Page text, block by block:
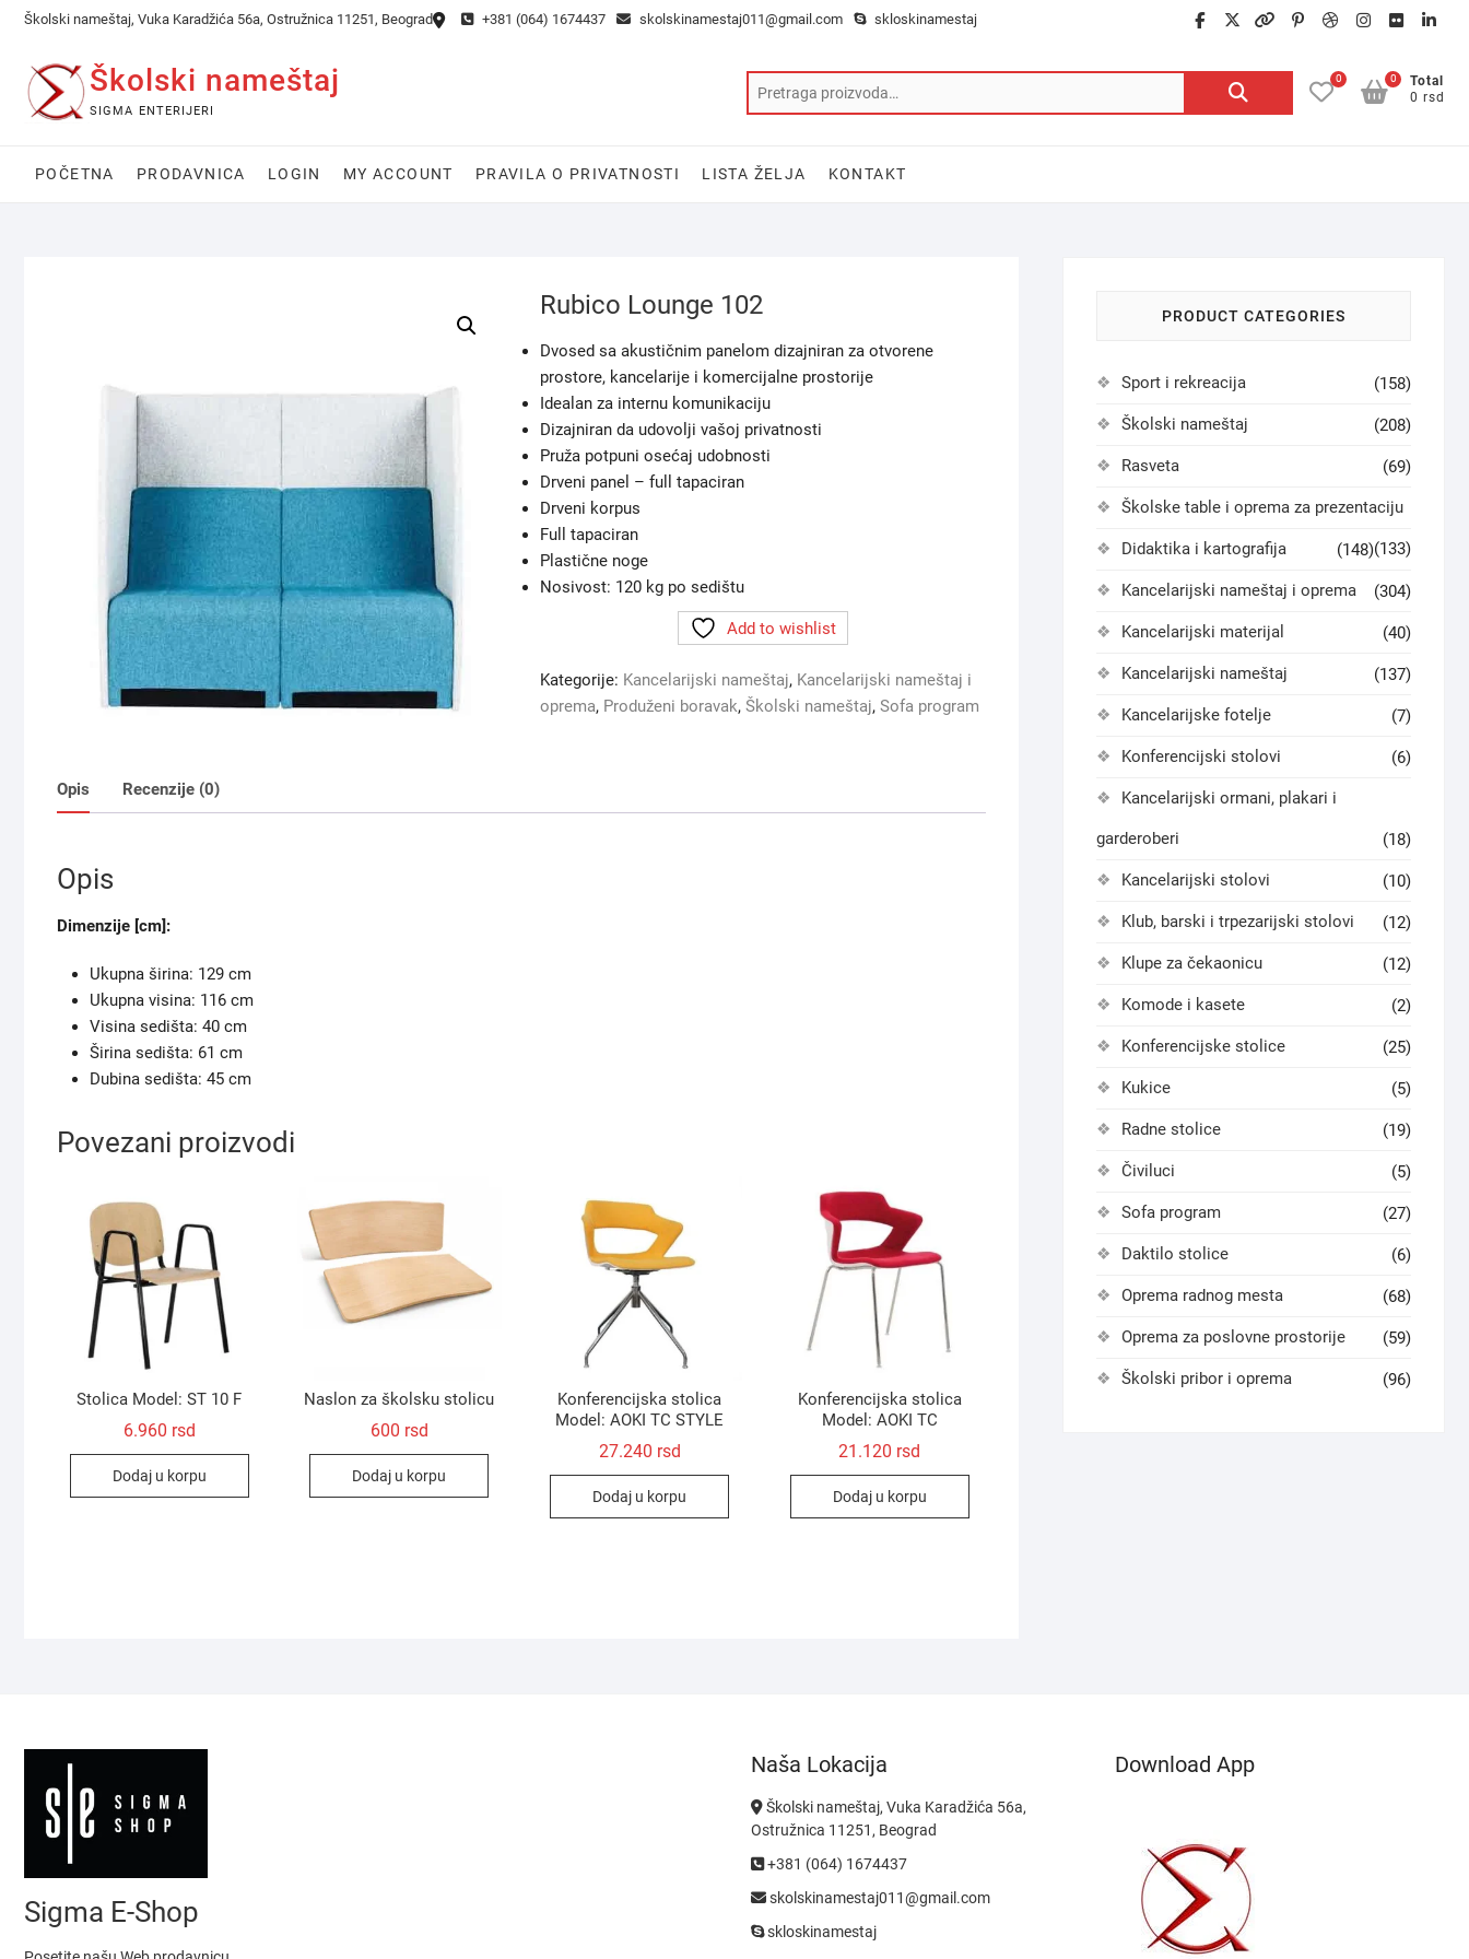
Skip
content
Školski nameštaj, Vuka Karadžića 56a, Ostružnica 11251, Beograd +381 (064) 1674437 skolskinamestaj011@gmail.com skloskinamestaj facebook
twitter
google
pinterest
dribbbleflickr
Školski nameštaj
SIGMA ENTERIJERI
Pretraga
0
Total
0 rsd
0
POČETNA PRODAVNICA LOGIN MY ACCOUNT PRAVILA O PRIVATNOSTI LISTA ŽELJA KONTAKT
Rubico Lounge 102
Dvosed sa akustičnim panelom dizajniran za otvorene
prostore, kancelarije i komercijalne prostorije
Idealan za internu komunikaciju
Dizajniran da udovolji vašoj privatnosti
Pruža potpuni osećaj udobnosti
Drveni panel – full tapaciran
Drveni korpus
Full tapaciran
Plastične noge
Nosivost: 120 kg po sedištu
Add to wishlist
Kategorije: Kancelarijski nameštaj, Kancelarijski nameštaj i
oprema, Produženi boravak, Školski nameštaj, Sofa program
Opis Recenzije (0)
Opis
Dimenzije [cm]:
Ukupna širina: 129 cm
Ukupna visina: 116 cm
Visina sedišta: 40 cm
Širina sedišta: 61 cm
Dubina sedišta: 45 cm
Povezani proizvodi
Stolica Model: ST 10 F
6.960 rsd
Dodaj u korpu
Naslon za školsku stolicu
600 rsd
Dodaj u korpu
Konferencijska stolica
Model: AOKI TC STYLE
27.240 rsd
Dodaj u korpu
Konferencijska stolica
Model: AOKI TC
21.120 rsd
Dodaj u korpu
PRODUCT CATEGORIES
Sport i rekreacija (158)
Školski nameštaj (208)
Rasveta (69)
Školske table i oprema za prezentaciju
(133)
Didaktika i kartografija (148)
Kancelarijski nameštaj i oprema (304)
Kancelarijski materijal (40)
Kancelarijski nameštaj (137)
Kancelarijske fotelje (7)
Konferencijski stolovi (6)
Kancelarijski ormani, plakari i
garderoberi (18)
Kancelarijski stolovi (10)
Klub, barski i trpezarijski stolovi (12)
Klupe za čekaonicu (12)
Komode i kasete (2)
Konferencijske stolice (25)
Kukice (5)
Radne stolice (19)
Čiviluci (5)
Sofa program (27)
Daktilo stolice (6)
Oprema radnog mesta (68)
Oprema za poslovne prostorije (59)
Školski pribor i oprema (96)
Sigma E-Shop
Naša Lokacija
Školski nameštaj, Vuka Karadžića 56a,
Ostružnica 11251, Beograd
+381 (064) 1674437
skolskinamestaj011@gmail.com
skloskinamestaj
Download App